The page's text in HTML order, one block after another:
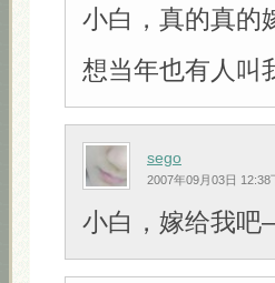
小白，真的真的
想当年也有人
sego
2007年09月03日 12:38
小白，嫁给我